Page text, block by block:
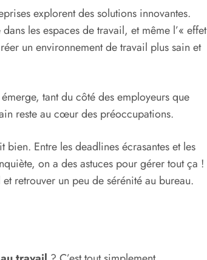
explorent des solutions innovantes.
les espaces de travail, et même l’« effet
un environnement de travail plus sain et
émerge, tant du côté des employeurs que
reste au cœur des préoccupations.
Entre les deadlines écrasantes et les
on a des astuces pour gérer tout ça !
et retrouver un peu de sérénité au bureau.